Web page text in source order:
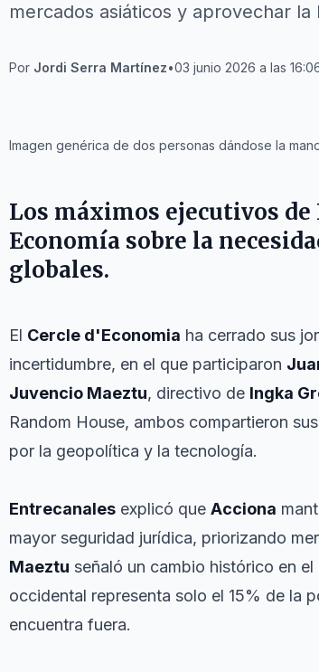
mercados asiáticos y aprovechar la
Por Jordi Serra Martínez•03 junio 2026 a las
Imagen genérica de dos personas dándose la
Los máximos ejecutivos
Economía sobre la
globales.
El Cercle d'Economia ha cerrado sus
incertidumbre, en el que participaron
Juvencio Maeztu, directivo de Ingka
Random House, ambos compartieron
por la geopolítica y la tecnología.
Entrecanales explicó que Acciona
mayor seguridad jurídica, priorizando
Maeztu señaló un cambio histórico en
occidental representa solo el 15% de la
encuentra fuera.